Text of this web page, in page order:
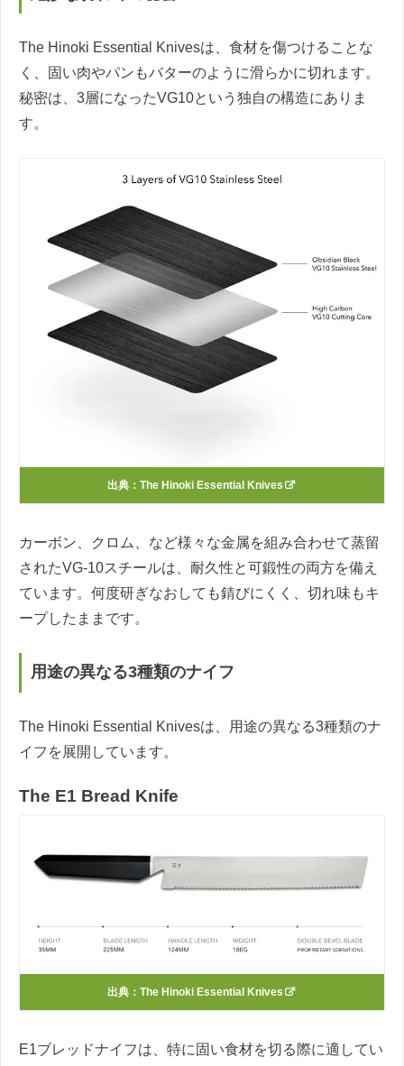
The Hinoki Essential Knivesは、食材を傷つけることな
く、固い肉やパンもバターのように滑らかに切れます。
秘密は、3層になったVG10という独自の構造にありま
す。
出典： The Hinoki Essential Knives
カーボン、クロム、など様々な金属を組み合わせて蒸留
されたVG-10スチールは、耐久性と可鍛性の両方を備え
ています。何度研ぎなおしても錆びにくく、切れ味もキ
ープしたままです。
用途の異なる3種類のナイフ
The Hinoki Essential Knivesは、用途の異なる3種類のナ
イフを展開しています。
The E1 Bread Knife
出典： The Hinoki Essential Knives
E1ブレッドナイフは、特に固い食材を切る際に適してい